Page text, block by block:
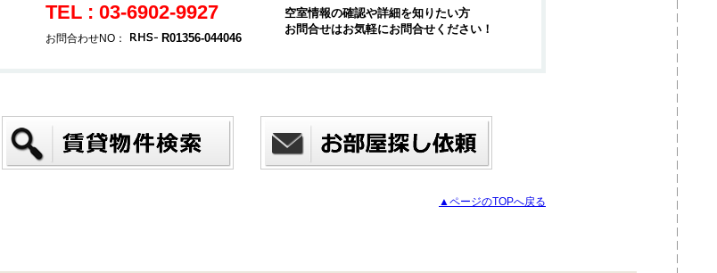
TEL : 03-6902-9927
お問合わせNO： R01356-044046
空室情報の確認や詳細を知りたい方
お問合せはお気軽にお問合せください！
▲ページのTOPへ戻る